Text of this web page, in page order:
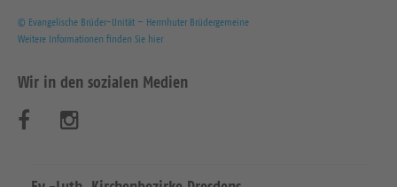
© Evangelische Brüder-Unität – Herrnhuter Brüdergemeine
Weitere Informationen finden Sie hier
Wir in den sozialen Medien